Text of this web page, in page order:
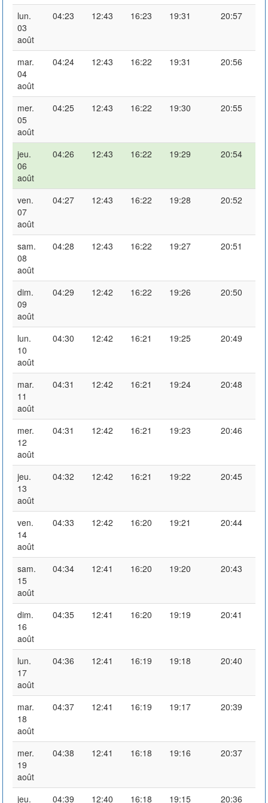
lun.
03
août
04:23 12:43 16:23 19:31 20:57
mar.
04
août
04:24 12:43 16:22 19:31 20:56
mer.
05
août
04:25 12:43 16:22 19:30 20:55
jeu.
06
août
04:26 12:43 16:22 19:29 20:54
ven.
07
août
04:27 12:43 16:22 19:28 20:52
sam.
08
août
04:28 12:43 16:22 19:27 20:51
dim.
09
août
04:29 12:42 16:22 19:26 20:50
lun.
10
août
04:30 12:42 16:21 19:25 20:49
mar.
11
août
04:31 12:42 16:21 19:24 20:48
mer.
12
août
04:31 12:42 16:21 19:23 20:46
jeu.
13
août
04:32 12:42 16:21 19:22 20:45
ven.
14
août
04:33 12:42 16:20 19:21 20:44
sam.
15
août
04:34 12:41 16:20 19:20 20:43
dim.
16
août
04:35 12:41 16:20 19:19 20:41
lun.
17
août
04:36 12:41 16:19 19:18 20:40
mar.
18
août
04:37 12:41 16:19 19:17 20:39
mer.
19
août
04:38 12:41 16:18 19:16 20:37
jeu. 04:39 12:40 16:18 19:15 20:36